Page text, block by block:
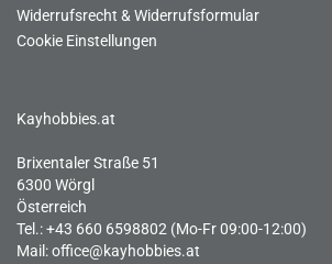
Widerrufsrecht & Widerrufsformular
Cookie Einstellungen
Kayhobbies.at
Brixentaler Straße 51
6300 Wörgl
Österreich
Tel.: +43 660 6598802 (Mo-Fr 09:00-12:00)
Mail:office@kayhobbies.at